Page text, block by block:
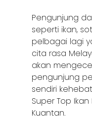
Pengunjung
seperti ikan,
pelbagai lagi
cita rasa
akan
pengunjung
sendiri
Super Top
Kuantan.